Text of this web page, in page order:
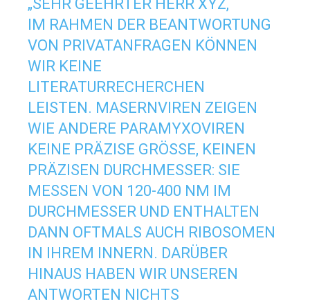
„SEHR GEEHRTER HERR XYZ,
IM RAHMEN DER BEANTWORTUNG
VON PRIVATANFRAGEN KÖNNEN
WIR KEINE
LITERATURRECHERCHEN
LEISTEN. MASERNVIREN ZEIGEN
WIE ANDERE PARAMYXOVIREN
KEINE PRÄZISE GRÖSSE, KEINEN P
RÄZISEN DURCHMESSER: SIE M
ESSEN VON 120-400 NM IM D
URCHMESSER UND ENTHALTEN D
ANN OFTMALS AUCH RIBOSOMEN I
N IHREM INNERN. DARÜBER H
INAUS HABEN WIR UNSEREN A
NTWORTEN NICHTS H